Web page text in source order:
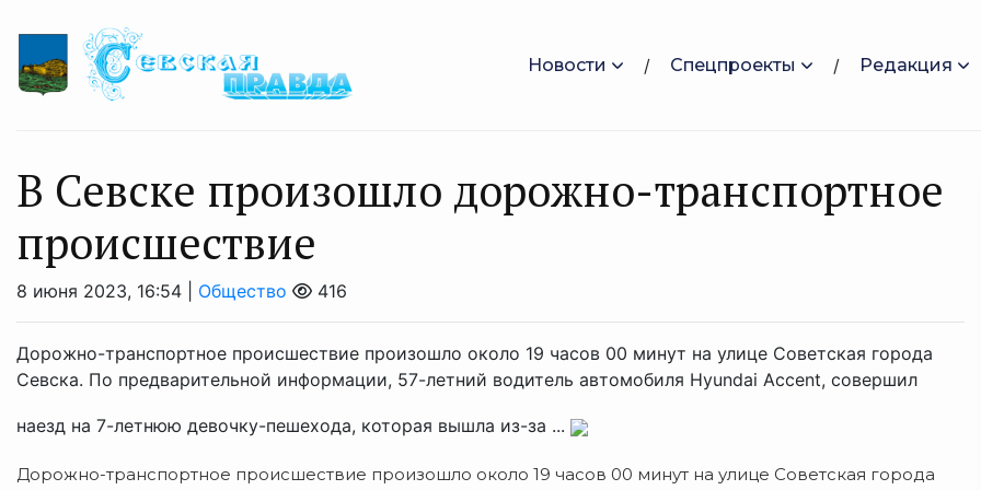
Новости Спецпроекты Редакция
В Севске произошло дорожно-транспортное
происшествие
8 июня 2023, 16:54 | Общество 416
Дорожно-транспортное происшествие произошло около 19 часов 00 минут на улице Советская города
Севска. По предварительной информации, 57-летний водитель автомобиля Hyundai Accent, совершил
наезд на 7-летнюю девочку-пешехода, которая вышла из-за ...
Дорожно-транспортное происшествие произошло около 19 часов 00 минут на улице Советская города